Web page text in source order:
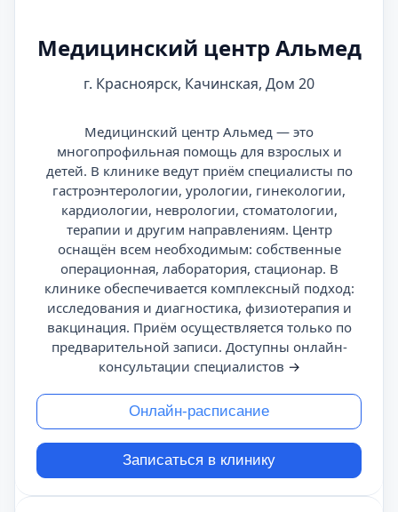
Медицинский центр Альмед
г. Красноярск, Качинская, Дом 20
Медицинский центр Альмед — это
многопрофильная помощь для взрослых и
детей. В клинике ведут приём специалисты по
гастроэнтерологии, урологии, гинекологии,
кардиологии, неврологии, стоматологии,
терапии и другим направлениям. Центр
оснащён всем необходимым: собственные
операционная, лаборатория, стационар. В
клинике обеспечивается комплексный подход:
исследования и диагностика, физиотерапия и
вакцинация. Приём осуществляется только по
предварительной записи. Доступны онлайн-
консультации специалистов →
Онлайн-расписание
Записаться в клинику